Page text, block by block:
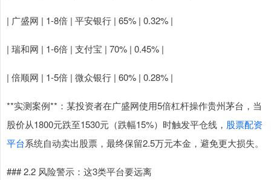
| 广盛网 | 1-8倍 | 平安银行 | 65% | 0.32% |
| 瑞和网 | 1-6倍 | 支付宝 | 70% | 0.45% |
| 倍顺网 | 1-5倍 | 微众银行 | 60% | 0.28% |
**实测案例**：某投资者在广盛网使用5倍杠杆操作贵州茅台，当
股价从1800元跌至1530元（跌幅15%）时触发平仓线， 股票配资
平台系统自动卖出股票，最终保留2.5万元本金，避免更大损失。
### 2.2 风险警示：这3类平台要远离